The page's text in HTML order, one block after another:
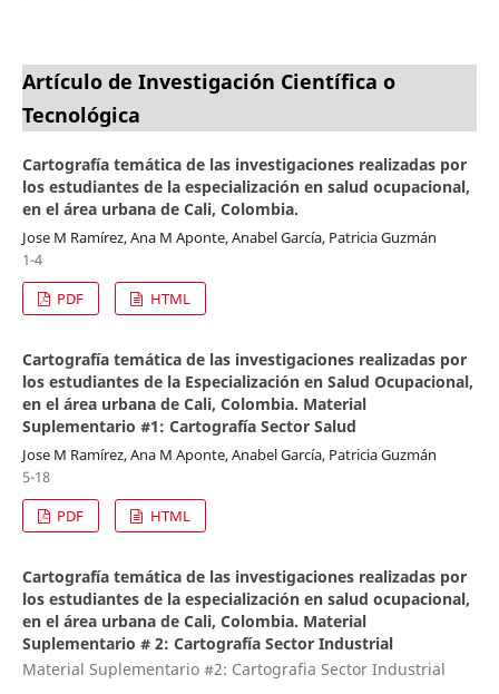
Artículo de Investigación Científica o
Tecnológica
Cartografía temática de las investigaciones realizadas por
los estudiantes de la especialización en salud ocupacional,
en el área urbana de Cali, Colombia.
Jose M Ramírez, Ana M Aponte, Anabel García, Patricia Guzmán
1-4
PDF
HTML
Cartografía temática de las investigaciones realizadas por
los estudiantes de la Especialización en Salud Ocupacional,
en el área urbana de Cali, Colombia. Material
Suplementario #1: Cartografía Sector Salud
Jose M Ramírez, Ana M Aponte, Anabel García, Patricia Guzmán
5-18
PDF
HTML
Cartografía temática de las investigaciones realizadas por
los estudiantes de la especialización en salud ocupacional,
en el área urbana de Cali, Colombia. Material
Suplementario # 2: Cartografía Sector Industrial
Material Suplementario #2: Cartografia Sector Industrial